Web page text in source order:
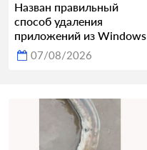
Назван правильный
способ удаления
приложений из Windows
07/08/2026